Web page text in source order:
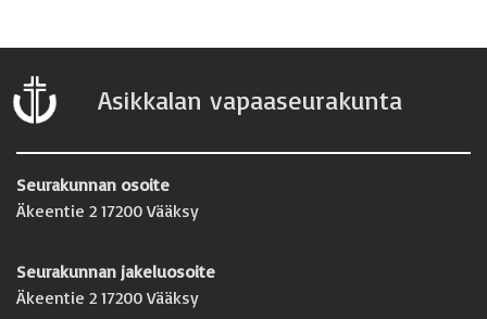
Asikkalan vapaaseurakunta
Seurakunnan osoite
Äkeentie 2 17200 Vääksy
Seurakunnan jakeluosoite
Äkeentie 2 17200 Vääksy